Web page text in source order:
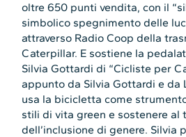
oltre 650 punti vendita, con il
simbolico spegnimento delle
attraverso Radio Coop della
Caterpillar. E sostiene la
Silvia Gottardi di “Cicliste per
appunto da Silvia Gottardi e da
usa la bicicletta come
stili di vita green e sostenere al
dell’inclusione di genere. Silvia